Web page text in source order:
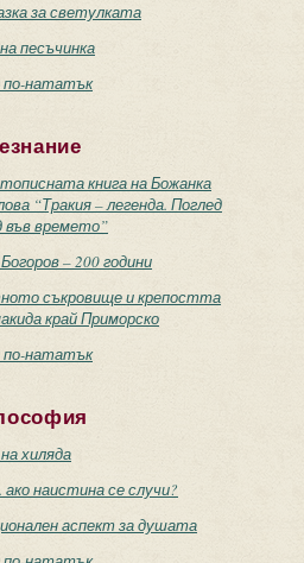
за светулката
песъчинка
по-нататък
книга на Божанка
“Тракия – легенда. Поглед
във времето”
– 200 години
съкровище и крепостта
край Приморско
по-нататък
хиляда
ако наистина се случи?
аспект за душата